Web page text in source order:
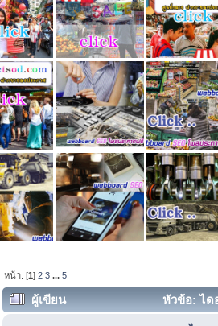
หน้า: [1]2 3 ...5
ผู้เขียน หัวข้อ: ได